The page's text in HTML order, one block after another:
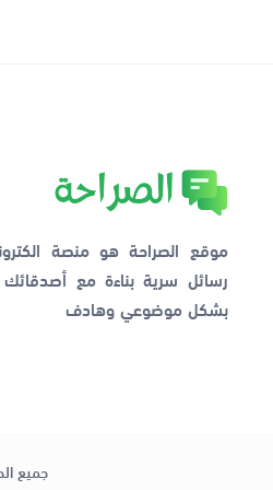
موقع الصراحة هو منصة
رسائل سرية بناءة مع
بشكل موضوعي وهادف
جميع